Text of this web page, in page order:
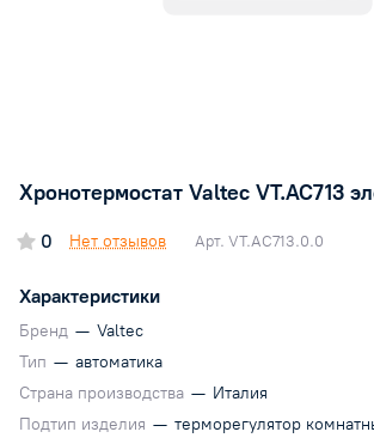
Хронотермостат Valtec VT.AC713
0 Нет отзывов Арт. VT.AC713.0.0
Характеристики
Бренд — Valtec
Тип — автоматика
Страна производства — Италия
Подтип изделия — терморегулятор